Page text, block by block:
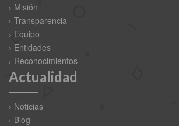
Misión
Transparencia
Equipo
Entidades
Reconocimientos
Actualidad
Noticias
Blog